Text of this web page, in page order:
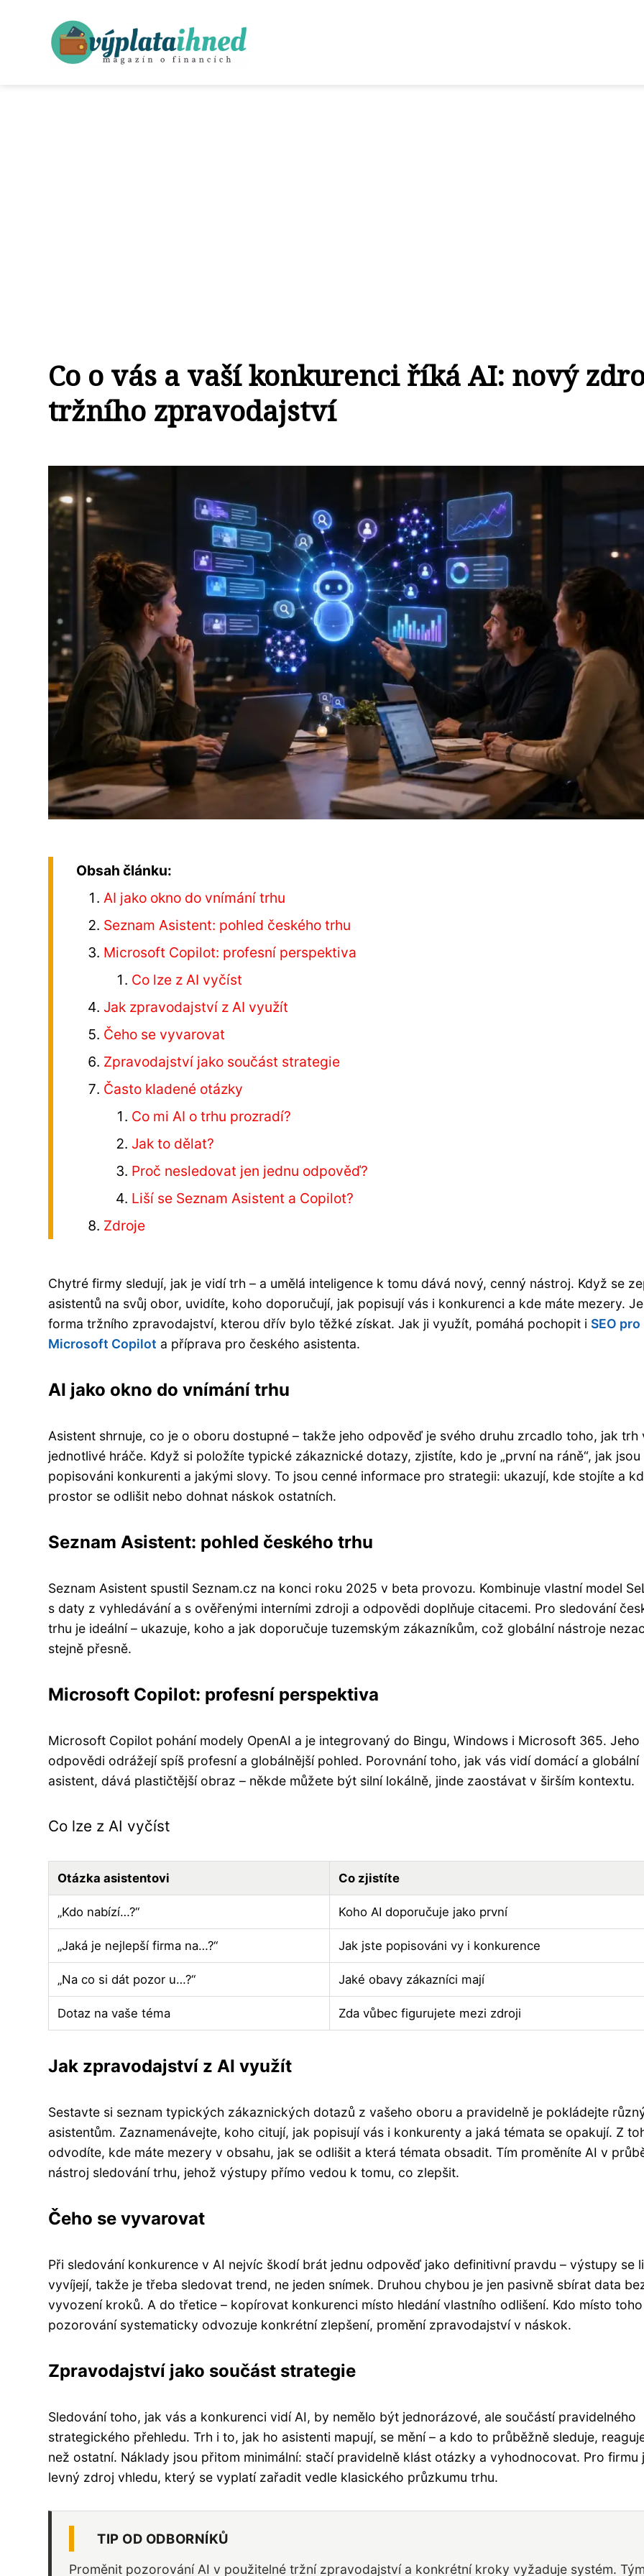
Co o vás a vaší konkurenci říká AI: nový
tržního zpravodajství
Obsah článku:
AI jako okno do vnímání trhu
Seznam Asistent: pohled českého trhu
Microsoft Copilot: profesní perspektiva
Co lze z AI vyčíst
Jak zpravodajství z AI využít
Čeho se vyvarovat
Zpravodajství jako součást strategie
Často kladené otázky
Co mi AI o trhu prozradí?
Jak to dělat?
Proč nesledovat jen jednu odpověď?
Liší se Seznam Asistent a Copilot?
Zdroje
Chytré firmy sledují, jak je vidí trh – a umělá inteligence k tomu dává nový, cenný nástroj. Když se
asistentů na svůj obor, uvidíte, koho doporučují, jak popisují vás i konkurenci a kde máte mezery.
forma tržního zpravodajství, kterou dřív bylo těžké získat. Jak ji využít, pomáhá pochopit i SEO pro
Microsoft Copilot a příprava pro českého asistenta.
AI jako okno do vnímání trhu
Asistent shrnuje, co je o oboru dostupné – takže jeho odpověď je svého druhu zrcadlo toho, jak trh
jednotlivé hráče. Když si položíte typické zákaznické dotazy, zjistíte, kdo je „první na ráně“, jak jsou
popisováni konkurenti a jakými slovy. To jsou cenné informace pro strategii: ukazují, kde stojíte a
prostor se odlišit nebo dohnat náskok ostatních.
Seznam Asistent: pohled českého trhu
Seznam Asistent spustil Seznam.cz na konci roku 2025 v beta provozu. Kombinuje vlastní model
s daty z vyhledávání a s ověřenými interními zdroji a odpovědi doplňuje citacemi. Pro sledování
trhu je ideální – ukazuje, koho a jak doporučuje tuzemským zákazníkům, což globální nástroje
stejně přesně.
Microsoft Copilot: profesní perspektiva
Microsoft Copilot pohání modely OpenAI a je integrovaný do Bingu, Windows i Microsoft 365. Jeho
odpovědi odrážejí spíš profesní a globálnější pohled. Porovnání toho, jak vás vidí domácí a globální
asistent, dává plastičtější obraz – někde můžete být silní lokálně, jinde zaostávat v širším kontextu.
Co lze z AI vyčíst
Otázka asistentovi Co zjistíte
„Kdo nabízí…?“ Koho AI doporučuje jako první
„Jaká je nejlepší firma na…?“ Jak jste popisováni vy i konkurence
„Na co si dát pozor u…?“ Jaké obavy zákazníci mají
Dotaz na vaše téma Zda vůbec figurujete mezi zdroji
Jak zpravodajství z AI využít
Sestavte si seznam typických zákaznických dotazů z vašeho oboru a pravidelně je pokládejte
asistentům. Zaznamenávejte, koho citují, jak popisují vás i konkurenty a jaká témata se opakují. Z
odvodíte, kde máte mezery v obsahu, jak se odlišit a která témata obsadit. Tím proměníte AI v
nástroj sledování trhu, jehož výstupy přímo vedou k tomu, co zlepšit.
Čeho se vyvarovat
Při sledování konkurence v AI nejvíc škodí brát jednu odpověď jako definitivní pravdu – výstupy se
vyvíjejí, takže je třeba sledovat trend, ne jeden snímek. Druhou chybou je jen pasivně sbírat data
vyvození kroků. A do třetice – kopírovat konkurenci místo hledání vlastního odlišení. Kdo místo
pozorování systematicky odvozuje konkrétní zlepšení, promění zpravodajství v náskok.
Zpravodajství jako součást strategie
Sledování toho, jak vás a konkurenci vidí AI, by nemělo být jednorázové, ale součástí pravidelného
strategického přehledu. Trh i to, jak ho asistenti mapují, se mění – a kdo to průběžně sleduje,
než ostatní. Náklady jsou přitom minimální: stačí pravidelně klást otázky a vyhodnocovat. Pro firmu
levný zdroj vhledu, který se vyplatí zařadit vedle klasického průzkumu trhu.
TIP OD ODBORNÍKŮ
Proměnit pozorování AI v použitelné tržní zpravodajství a konkrétní kroky vyžaduje systém.